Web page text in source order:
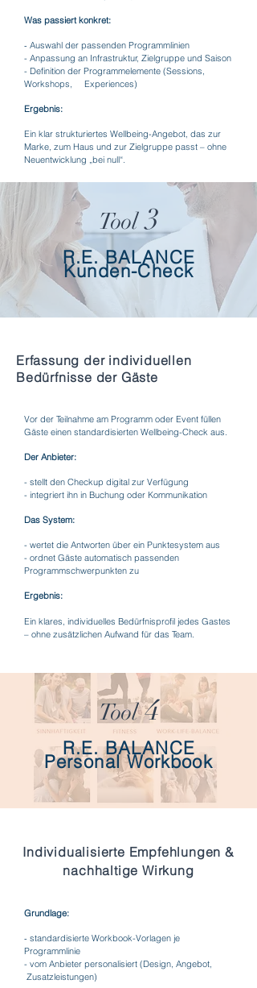
Was passiert konkret:
​- Auswahl der passenden Programmlinien
- Anpassung an Infrastruktur, Zielgruppe und Saison
- Definition der Programmelemente (Sessions,
Workshops, Experiences)
Ergebnis:
Ein klar strukturiertes Wellbeing-Angebot, das zur
Marke, zum Haus und zur Zielgruppe passt – ohne
Neuentwicklung „bei null“.
Tool 3
R.E. BALANCE
Kunden-Check
Erfassung der individuellen
Bedürfnisse der Gäste
Vor der Teilnahme am Programm oder Event füllen
Gäste einen standardisierten Wellbeing-Check aus.
Der Anbieter:
- stellt den Checkup digital zur Verfügung
- integriert ihn in Buchung oder Kommunikation
Das System:
- wertet die Antworten über ein Punktesystem aus
- ordnet Gäste automatisch passenden
Programmschwerpunkten zu
Ergebnis:
Ein klares, individuelles Bedürfnisprofil jedes Gastes
– ohne zusätzlichen Aufwand für das Team.
Tool 4
R.E. BALANCE
PersonalWorkbook
Individualisierte Empfehlungen &
nachhaltige Wirkung
Grundlage:
​- standardisierte Workbook-Vorlagen je
Programmlinie
- vom Anbieter personalisiert (Design, Angebot,
Zusatzleistungen)